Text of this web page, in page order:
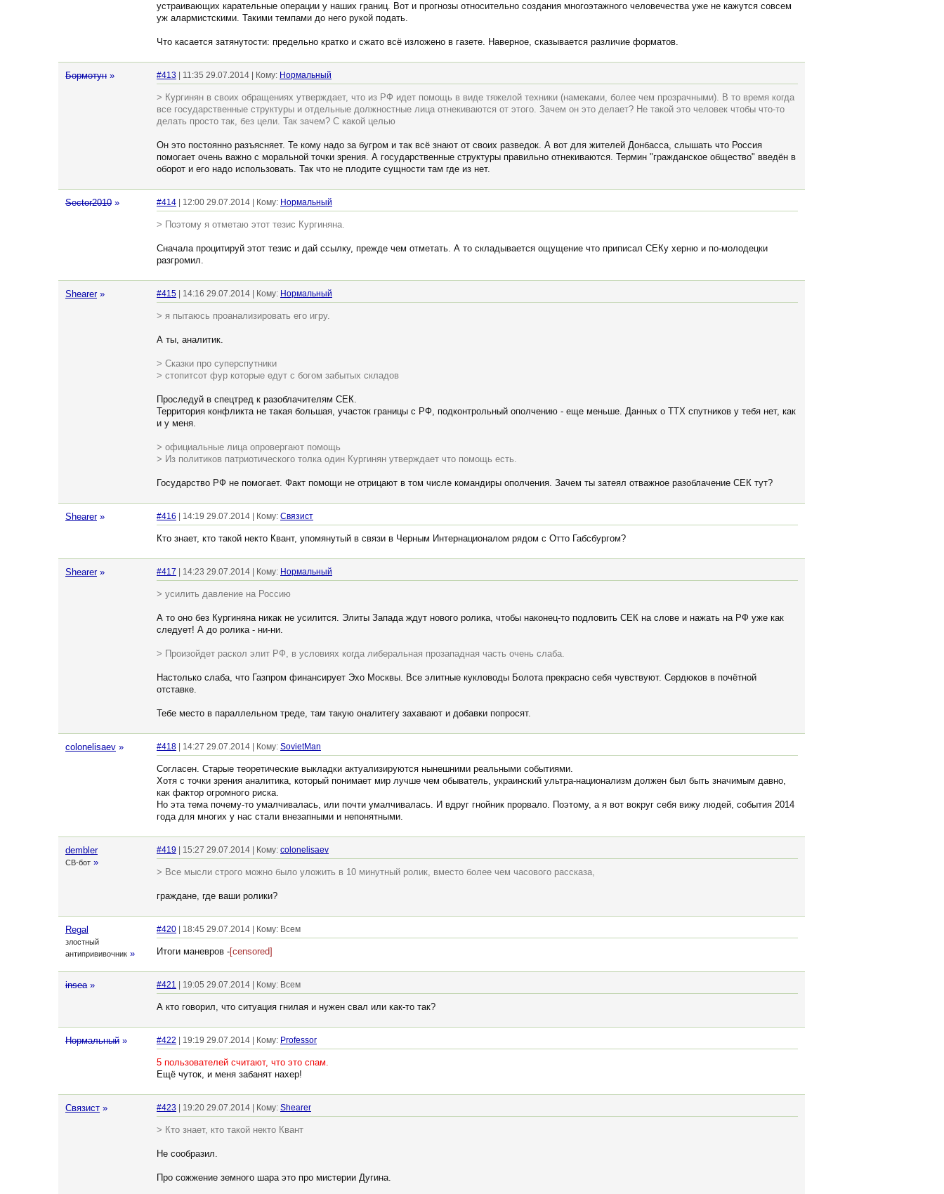
устраивающих карательные операции у наших границ. Вот и прогнозы относительно создания многоэтажного человечества уже не кажутся совсем
уж алармистскими. Такими темпами до него рукой подать.
Что касается затянутости: предельно кратко и сжато всё изложено в газете. Наверное, сказывается различие форматов.
Бормотун » #413 | 11:35 29.07.2014 | Кому: Нормальный
> Кургинян в своих обращениях утверждает, что из РФ идет помощь в виде тяжелой техники (намеками, более чем прозрачными). В то время когда
все государственные структуры и отдельные должностные лица отнекиваются от этого. Зачем он это делает? Не такой это человек чтобы что-то
делать просто так, без цели. Так зачем? С какой целью
Он это постоянно разъясняет. Те кому надо за бугром и так всё знают от своих разведок. А вот для жителей Донбасса, слышать что Россия
помогает очень важно с моральной точки зрения. А государственные структуры правильно отнекиваются. Термин "гражданское общество" введён в
оборот и его надо использовать. Так что не плодите сущности там где из нет.
Sector2010 » #414 | 12:00 29.07.2014 | Кому: Нормальный
> Поэтому я отметаю этот тезис Кургиняна.
Сначала процитируй этот тезис и дай ссылку, прежде чем отметать. А то складывается ощущение что приписал СЕКу херню и по-молодецки
разгромил.
Shearer » #415 | 14:16 29.07.2014 | Кому: Нормальный
> я пытаюсь проанализировать его игру.
А ты, аналитик.
> Сказки про суперспутники
> стопитсот фур которые едут с богом забытых складов
Проследуй в спецтред к разоблачителям СЕК.
Территория конфликта не такая большая, участок границы с РФ, подконтрольный ополчению - еще меньше. Данных о ТТХ спутников у тебя нет, как
и у меня.
> официальные лица опровергают помощь
> Из политиков патриотического толка один Кургинян утверждает что помощь есть.
Государство РФ не помогает. Факт помощи не отрицают в том числе командиры ополчения. Зачем ты затеял отважное разоблачение СЕК тут?
Shearer » #416 | 14:19 29.07.2014 | Кому: Связист
Кто знает, кто такой некто Квант, упомянутый в связи в Черным Интернационалом рядом с Отто Габсбургом?
Shearer » #417 | 14:23 29.07.2014 | Кому: Нормальный
> усилить давление на Россию
А то оно без Кургиняна никак не усилится. Элиты Запада ждут нового ролика, чтобы наконец-то подловить СЕК на слове и нажать на РФ уже как
следует! А до ролика - ни-ни.
> Произойдет раскол элит РФ, в условиях когда либеральная прозападная часть очень слаба.
Настолько слаба, что Газпром финансирует Эхо Москвы. Все элитные кукловоды Болота прекрасно себя чувствуют. Сердюков в почётной
отставке.
Тебе место в параллельном треде, там такую оналитегу захавают и добавки попросят.
colonelisaev » #418 | 14:27 29.07.2014 | Кому: SovietMan
Согласен. Старые теоретические выкладки актуализируются нынешними реальными событиями.
Хотя с точки зрения аналитика, который понимает мир лучше чем обыватель, украинский ультра-национализм должен был быть значимым давно,
как фактор огромного риска.
Но эта тема почему-то умалчивалась, или почти умалчивалась. И вдруг гнойник прорвало. Поэтому, а я вот вокруг себя вижу людей, события 2014
года для многих у нас стали внезапными и непонятными.
dembler
СВ-бот »
#419 | 15:27 29.07.2014 | Кому: colonelisaev
> Все мысли строго можно было уложить в 10 минутный ролик, вместо более чем часового рассказа,
граждане, где ваши ролики?
Regal
злостный
антипрививочник »
#420 | 18:45 29.07.2014 | Кому: Всем
Итоги маневров -[censored]
insea » #421 | 19:05 29.07.2014 | Кому: Всем
А кто говорил, что ситуация гнилая и нужен свал или как-то так?
Нормальный » #422 | 19:19 29.07.2014 | Кому: Professor
5 пользователей считают, что это спам.
Ещё чуток, и меня забанят нахер!
Связист » #423 | 19:20 29.07.2014 | Кому: Shearer
> Кто знает, кто такой некто Квант
Не сообразил.
Про сожжение земного шара это про мистерии Дугина.